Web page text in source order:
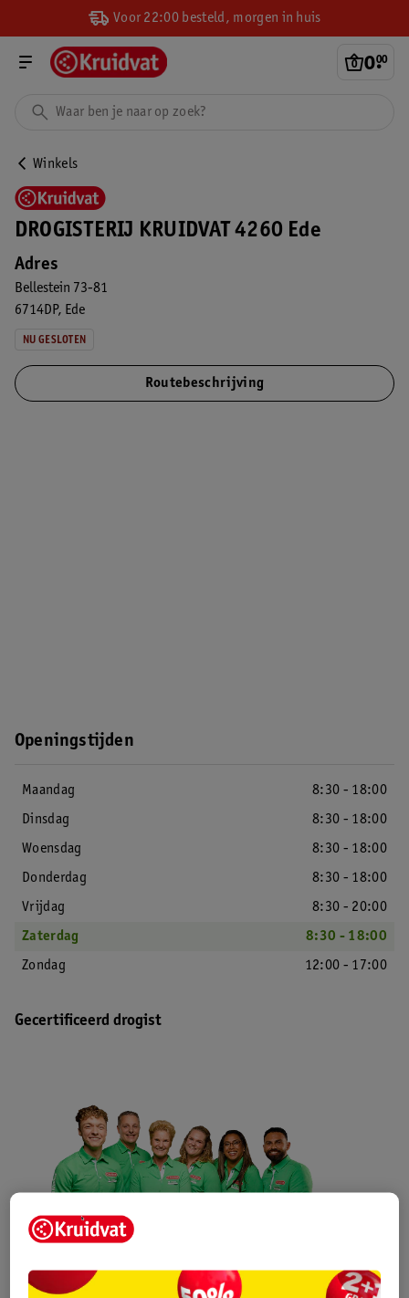
Voor 22:00 besteld, morgen in huis
0.
00
Winkels
DROGISTERIJ KRUIDVAT 4260 Ede
Adres
Bellestein 73-81
6714DP
Ede
NU GESLOTEN
Routebeschrijving
Openingstijden
Maandag
8:30 - 18:00
Dinsdag
8:30 - 18:00
Woensdag
8:30 - 18:00
Donderdag
8:30 - 18:00
Vrijdag
8:30 - 20:00
Zaterdag
8:30 - 18:00
Zondag
12:00 - 17:00
Gecertificeerd drogist